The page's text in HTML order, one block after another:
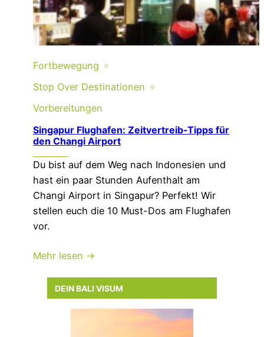
Fortbewegung
Stop Over Destinationen
Vorbereitungen
Singapur Flughafen: Zeitvertreib-Tipps für
den Changi Airport
Du bist auf dem Weg nach Indonesien und
hast ein paar Stunden Aufenthalt am
Changi Airport in Singapur? Perfekt! Wir
stellen euch die 10 Must-Dos am Flughafen
vor.
Mehr lesen →
DEIN BALI VISUM